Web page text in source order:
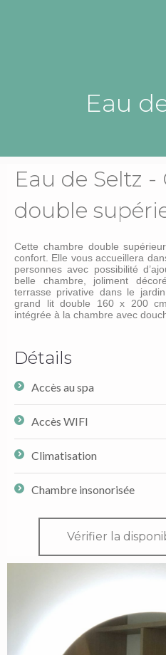
Eau
Eau de Seltz
double
Cette chambre double
confort. Elle vous accueillera
personnes avec possibilité
belle chambre, joliment
terrasse privative dans le
grand lit double 160 x 200
intégrée à la chambre avec
Détails
Accès au spa
Accès WIFI
Climatisation
Chambre insonorisée
Vérifier la